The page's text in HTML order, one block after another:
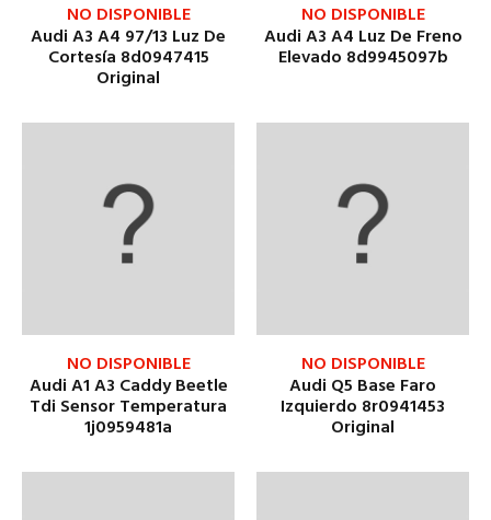
NO DISPONIBLE
Audi A3 A4 97/13 Luz De
Cortesía 8d0947415
Original
NO DISPONIBLE
Audi A3 A4 Luz De Freno
Elevado 8d9945097b
NO DISPONIBLE
Audi A1 A3 Caddy Beetle
Tdi Sensor Temperatura
1j0959481a
NO DISPONIBLE
Audi Q5 Base Faro
Izquierdo 8r0941453
Original